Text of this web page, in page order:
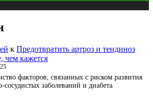
к Предотвратить артроз и тендиноз
чем кажется
факторов, связанных с риском развития
сосудистых заболеваний и диабета